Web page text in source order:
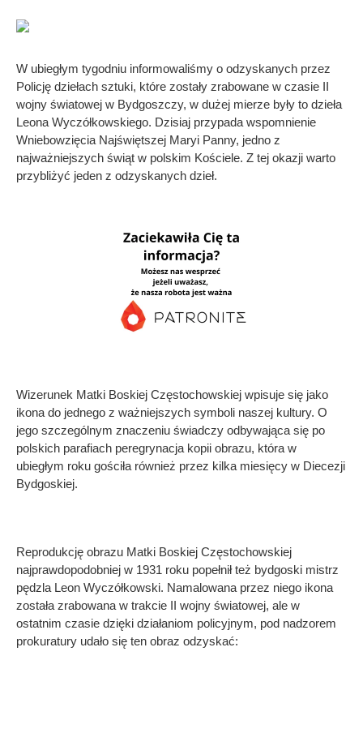
W ubiegłym tygodniu informowaliśmy o odzyskanych przez
Policję dziełach sztuki, które zostały zrabowane w czasie II
wojny światowej w Bydgoszczy, w dużej mierze były to dzieła
Leona Wyczółkowskiego. Dzisiaj przypada wspomnienie
Wniebowzięcia Najświętszej Maryi Panny, jedno z
najważniejszych świąt w polskim Kościele. Z tej okazji warto
przybliżyć jeden z odzyskanych dzieł.
Wizerunek Matki Boskiej Częstochowskiej wpisuje się jako
ikona do jednego z ważniejszych symboli naszej kultury. O
jego szczególnym znaczeniu świadczy odbywająca się po
polskich parafiach peregrynacja kopii obrazu, która w
ubiegłym roku gościła również przez kilka miesięcy w Diecezji
Bydgoskiej.
Reprodukcję obrazu Matki Boskiej Częstochowskiej
najprawdopodobniej w 1931 roku popełnił też bydgoski mistrz
pędzla Leon Wyczółkowski. Namalowana przez niego ikona
została zrabowana w trakcie II wojny światowej, ale w
ostatnim czasie dzięki działaniom policyjnym, pod nadzorem
prokuratury udało się ten obraz odzyskać: